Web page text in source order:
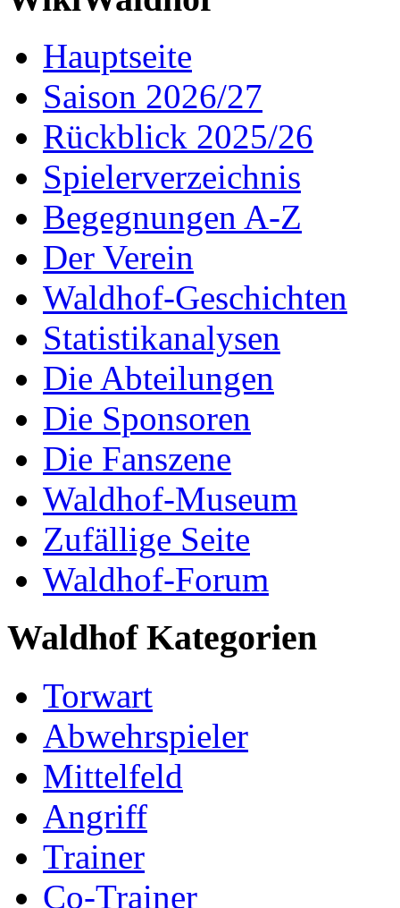
Hauptseite
Saison 2026/27
Rückblick 2025/26
Spielerverzeichnis
Begegnungen A-Z
Der Verein
Waldhof-Geschichten
Statistikanalysen
Die Abteilungen
Die Sponsoren
Die Fanszene
Waldhof-Museum
Zufällige Seite
Waldhof-Forum
Waldhof Kategorien
Torwart
Abwehrspieler
Mittelfeld
Angriff
Trainer
Co-Trainer